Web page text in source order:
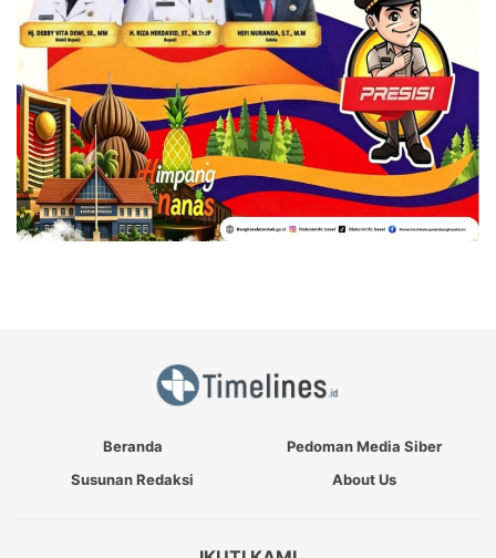
Beranda
Pedoman Media Siber
Susunan Redaksi
About Us